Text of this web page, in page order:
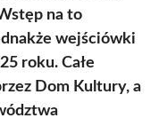
na to
wejściówki
roku. Całe
Dom Kultury, a